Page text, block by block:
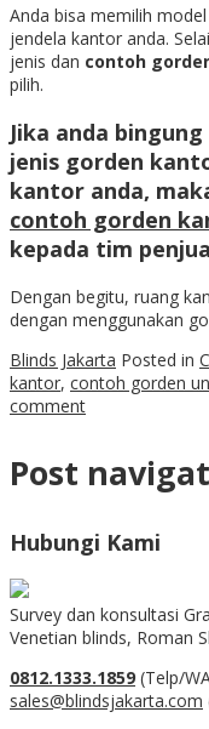
Anda bisa memilih
jendela kantor anda.
jenis dan contoh
pilih.
Jika anda
jenis gorden
kantor anda,
contoh gorden
kepada tim
Dengan begitu, ruang
dengan menggunakan
Blinds Jakarta Posted in
kantor, contoh gorden
comment
Post
Hubungi Kami
Survey dan konsultasi
Venetian blinds, Roman
0812.1333.1859 (Telp/
sales@blindsjakarta.com